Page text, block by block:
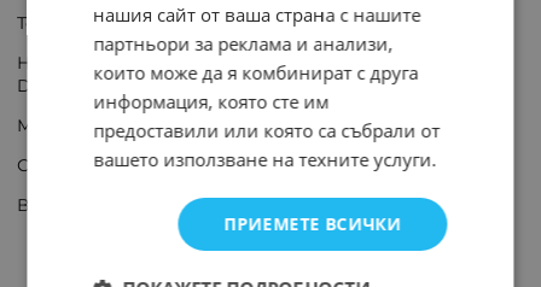
Ток през контактите макс.: 6A
Напрежение на комутация: макс. 250V AC, макс. 250V
DC
Монтаж: цокъл
Серия релета: CR-M
Външни размери: 21x36x28mm
нашия сайт от ваша страна с нашите
партньори за реклама и анализи,
които може да я комбинират с друга
информация, която сте им
предоставили или която са събрали от
вашето използване на техните услуги.
ПРИЕМЕТЕ ВСИЧКИ